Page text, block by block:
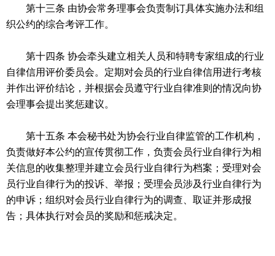
第十三条 由协会常务理事会负责制订具体实施办法和组
织公约的综合考评工作。
第十四条 协会牵头建立相关人员和特聘专家组成的行业
自律信用评价委员会。定期对会员的行业自律信用进行考核
并作出评价结论，并根据会员遵守行业自律准则的情况向协
会理事会提出奖惩建议。
第十五条 本会秘书处为协会行业自律监管的工作机构，
负责做好本公约的宣传贯彻工作，负责会员行业自律行为相
关信息的收集整理并建立会员行业自律行为档案；受理对会
员行业自律行为的投诉、举报；受理会员涉及行业自律行为
的申诉；组织对会员行业自律行为的调查、取证并形成报
告；具体执行对会员的奖励和惩戒决定。